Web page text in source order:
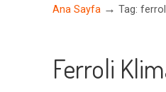
Ana Sayfa → Tag:
Ferroli